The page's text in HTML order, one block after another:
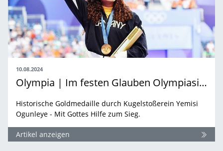
10.08.2024
Olympia | Im festen Glauben Olympiasiegerin
Historische Goldmedaille durch Kugelstoßerein Yemisi
Ogunleye - Mit Gottes Hilfe zum Sieg.
Artikel anzeigen